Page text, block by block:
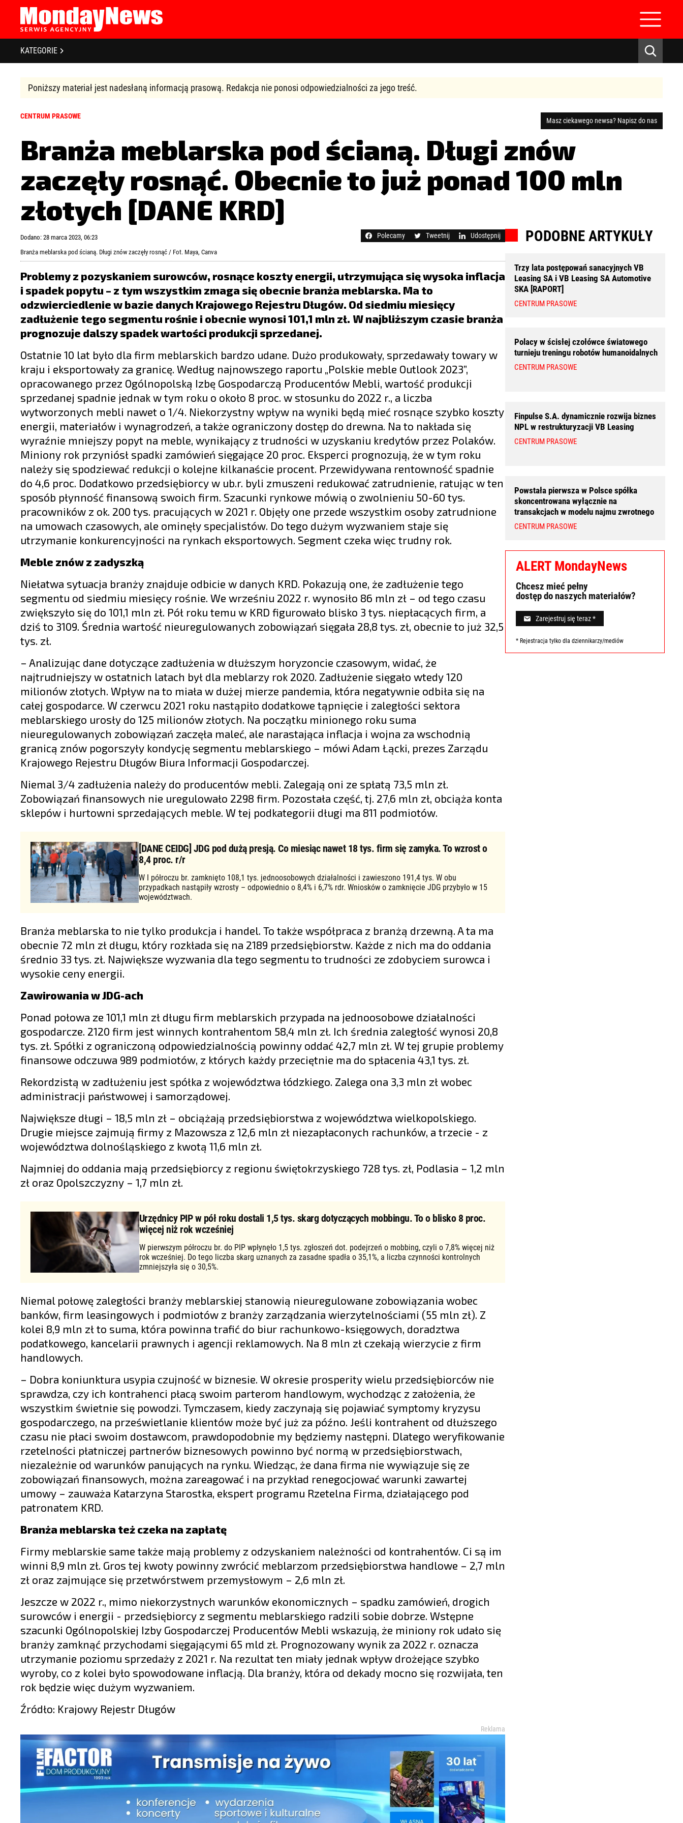
STRONA GŁÓWNA
O NAS
POLITYKA PRYWATNOŚCI
LICENCJA
Kliknij tutaj
KATEGORIE
BIZNES I GOSPODARKA
BANKOWOŚĆ I FINANSE
NOWE TECHNOLOGIE
SPOŁECZEŃSTWO
MEDIA
ZDROWIE I URODA
KULTURA
OPINIE I KOMENTARZE
Poniższy materiał jest nadesłaną informacją prasową. Redakcja nie ponosi odpowiedzialności za jego treść.
CENTRUM PRASOWE
Masz ciekawego newsa? Napisz do nas
Branża meblarska pod ścianą. Długi znów
zaczęły rosnąć. Obecnie to już ponad 100 mln
złotych [DANE KRD]
Dodano: 28 marca 2023, 06:23 Polecamy Tweetnij Udostępnij
Branża meblarska pod ścianą. Długi znów zaczęły rosnąć / Fot. Maya, Canva
Problemy z pozyskaniem surowców, rosnące koszty energii, utrzymująca się wysoka inflacja
i spadek popytu – z tym wszystkim zmaga się obecnie branża meblarska. Ma to
odzwierciedlenie w bazie danych Krajowego Rejestru Długów. Od siedmiu miesięcy
zadłużenie tego segmentu rośnie i obecnie wynosi 101,1 mln zł. W najbliższym czasie branża
prognozuje dalszy spadek wartości produkcji sprzedanej.
Ostatnie 10 lat było dla firm meblarskich bardzo udane. Dużo produkowały, sprzedawały towary w
kraju i eksportowały za granicę. Według najnowszego raportu „Polskie meble Outlook 2023”,
opracowanego przez Ogólnopolską Izbę Gospodarczą Producentów Mebli, wartość produkcji
sprzedanej spadnie jednak w tym roku o około 8 proc. w stosunku do 2022 r., a liczba
wytworzonych mebli nawet o 1/4. Niekorzystny wpływ na wyniki będą mieć rosnące szybko koszty
energii, materiałów i wynagrodzeń, a także ograniczony dostęp do drewna. Na to nakłada się
wyraźnie mniejszy popyt na meble, wynikający z trudności w uzyskaniu kredytów przez Polaków.
Miniony rok przyniósł spadki zamówień sięgające 20 proc. Eksperci prognozują, że w tym roku
należy się spodziewać redukcji o kolejne kilkanaście procent. Przewidywana rentowność spadnie
do 4,6 proc. Dodatkowo przedsiębiorcy w ub.r. byli zmuszeni redukować zatrudnienie, ratując w ten
sposób płynność finansową swoich firm. Szacunki rynkowe mówią o zwolnieniu 50-60 tys.
pracowników z ok. 200 tys. pracujących w 2021 r. Objęły one przede wszystkim osoby zatrudnione
na umowach czasowych, ale ominęły specjalistów. Do tego dużym wyzwaniem staje się
utrzymanie konkurencyjności na rynkach eksportowych. Segment czeka więc trudny rok.
Meble znów z zadyszką
Niełatwa sytuacja branży znajduje odbicie w danych KRD. Pokazują one, że zadłużenie tego
segmentu od siedmiu miesięcy rośnie. We wrześniu 2022 r. wynosiło 86 mln zł – od tego czasu
zwiększyło się do 101,1 mln zł. Pół roku temu w KRD figurowało blisko 3 tys. niepłacących firm, a
dziś to 3109. Średnia wartość nieuregulowanych zobowiązań sięgała 28,8 tys. zł, obecnie to już 32,5
tys. zł.
– Analizując dane dotyczące zadłużenia w dłuższym horyzoncie czasowym, widać, że
najtrudniejszy w ostatnich latach był dla meblarzy rok 2020. Zadłużenie sięgało wtedy 120
milionów złotych. Wpływ na to miała w dużej mierze pandemia, która negatywnie odbiła się na
całej gospodarce. W czerwcu 2021 roku nastąpiło dodatkowe tąpnięcie i zaległości sektora
meblarskiego urosły do 125 milionów złotych. Na początku minionego roku suma
nieuregulowanych zobowiązań zaczęła maleć, ale narastająca inflacja i wojna za wschodnią
granicą znów pogorszyły kondycję segmentu meblarskiego – mówi Adam Łącki, prezes Zarządu
Krajowego Rejestru Długów Biura Informacji Gospodarczej.
Niemal 3/4 zadłużenia należy do producentów mebli. Zalegają oni ze spłatą 73,5 mln zł.
Zobowiązań finansowych nie uregulowało 2298 firm. Pozostała część, tj. 27,6 mln zł, obciąża konta
sklepów i hurtowni sprzedających meble. W tej podkategorii długi ma 811 podmiotów.
[DANE CEIDG] JDG pod dużą presją. Co miesiąc nawet 18 tys. firm się zamyka. To wzrost o
8,4 proc. r/r
W I półroczu br. zamknięto 108,1 tys. jednoosobowych działalności i zawieszono 191,4 tys. W obu
przypadkach nastąpiły wzrosty – odpowiednio o 8,4% i 6,7% rdr. Wniosków o zamknięcie JDG przybyło w 15
województwach.
Branża meblarska to nie tylko produkcja i handel. To także współpraca z branżą drzewną. A ta ma
obecnie 72 mln zł długu, który rozkłada się na 2189 przedsiębiorstw. Każde z nich ma do oddania
średnio 33 tys. zł. Największe wyzwania dla tego segmentu to trudności ze zdobyciem surowca i
wysokie ceny energii.
Zawirowania w JDG-ach
Ponad połowa ze 101,1 mln zł długu firm meblarskich przypada na jednoosobowe działalności
gospodarcze. 2120 firm jest winnych kontrahentom 58,4 mln zł. Ich średnia zaległość wynosi 20,8
tys. zł. Spółki z ograniczoną odpowiedzialnością powinny oddać 42,7 mln zł. W tej grupie problemy
finansowe odczuwa 989 podmiotów, z których każdy przeciętnie ma do spłacenia 43,1 tys. zł.
Rekordzistą w zadłużeniu jest spółka z województwa łódzkiego. Zalega ona 3,3 mln zł wobec
administracji państwowej i samorządowej.
Największe długi – 18,5 mln zł – obciążają przedsiębiorstwa z województwa wielkopolskiego.
Drugie miejsce zajmują firmy z Mazowsza z 12,6 mln zł niezapłaconych rachunków, a trzecie - z
województwa dolnośląskiego z kwotą 11,6 mln zł.
Najmniej do oddania mają przedsiębiorcy z regionu świętokrzyskiego 728 tys. zł, Podlasia – 1,2 mln
zł oraz Opolszczyzny – 1,7 mln zł.
Urzędnicy PIP w pół roku dostali 1,5 tys. skarg dotyczących mobbingu. To o blisko 8 proc.
więcej niż rok wcześniej
W pierwszym półroczu br. do PIP wpłynęło 1,5 tys. zgłoszeń dot. podejrzeń o mobbing, czyli o 7,8% więcej niż
rok wcześniej. Do tego liczba skarg uznanych za zasadne spadła o 35,1%, a liczba czynności kontrolnych
zmniejszyła się o 30,5%.
Niemal połowę zaległości branży meblarskiej stanowią nieuregulowane zobowiązania wobec
banków, firm leasingowych i podmiotów z branży zarządzania wierzytelnościami (55 mln zł). Z
kolei 8,9 mln zł to suma, która powinna trafić do biur rachunkowo-księgowych, doradztwa
podatkowego, kancelarii prawnych i agencji reklamowych. Na 8 mln zł czekają wierzycie z firm
handlowych.
– Dobra koniunktura usypia czujność w biznesie. W okresie prosperity wielu przedsiębiorców nie
sprawdza, czy ich kontrahenci płacą swoim parterom handlowym, wychodząc z założenia, że
wszystkim świetnie się powodzi. Tymczasem, kiedy zaczynają się pojawiać symptomy kryzysu
gospodarczego, na prześwietlanie klientów może być już za późno. Jeśli kontrahent od dłuższego
czasu nie płaci swoim dostawcom, prawdopodobnie my będziemy następni. Dlatego weryfikowanie
rzetelności płatniczej partnerów biznesowych powinno być normą w przedsiębiorstwach,
niezależnie od warunków panujących na rynku. Wiedząc, że dana firma nie wywiązuje się ze
zobowiązań finansowych, można zareagować i na przykład renegocjować warunki zawartej
umowy – zauważa Katarzyna Starostka, ekspert programu Rzetelna Firma, działającego pod
patronatem KRD.
Branża meblarska też czeka na zapłatę
Firmy meblarskie same także mają problemy z odzyskaniem należności od kontrahentów. Ci są im
winni 8,9 mln zł. Gros tej kwoty powinny zwrócić meblarzom przedsiębiorstwa handlowe – 2,7 mln
zł oraz zajmujące się przetwórstwem przemysłowym – 2,6 mln zł.
Jeszcze w 2022 r., mimo niekorzystnych warunków ekonomicznych – spadku zamówień, drogich
surowców i energii - przedsiębiorcy z segmentu meblarskiego radzili sobie dobrze. Wstępne
szacunki Ogólnopolskiej Izby Gospodarczej Producentów Mebli wskazują, że miniony rok udało się
branży zamknąć przychodami sięgającymi 65 mld zł. Prognozowany wynik za 2022 r. oznacza
utrzymanie poziomu sprzedaży z 2021 r. Na rezultat ten miały jednak wpływ drożejące szybko
wyroby, co z kolei było spowodowane inflacją. Dla branży, która od dekady mocno się rozwijała, ten
rok będzie więc dużym wyzwaniem.
Źródło: Krajowy Rejestr Długów
Reklama
PODOBNE ARTYKUŁY
Trzy lata postępowań sanacyjnych VB
Leasing SA i VB Leasing SA Automotive
SKA [RAPORT]
CENTRUM PRASOWE
Polacy w ścisłej czołówce światowego
turnieju treningu robotów humanoidalnych
CENTRUM PRASOWE
Finpulse S.A. dynamicznie rozwija biznes
NPL w restrukturyzacji VB Leasing
CENTRUM PRASOWE
Powstała pierwsza w Polsce spółka
skoncentrowana wyłącznie na
transakcjach w modelu najmu zwrotnego
CENTRUM PRASOWE
ALERT MondayNews
Chcesz mieć pełny
dostęp do naszych materiałów?
Zarejestruj się teraz *
* Rejestracja tylko dla dziennikarzy/mediów